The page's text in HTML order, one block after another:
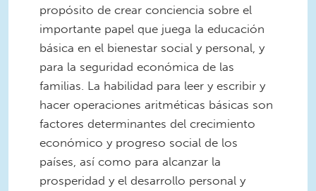
propósito de crear conciencia sobre el
importante papel que juega la educación
básica en el bienestar social y personal, y
para la seguridad económica de las
familias. La habilidad para leer y escribir y
hacer operaciones aritméticas básicas son
factores determinantes del crecimiento
económico y progreso social de los
países, así como para alcanzar la
prosperidad y el desarrollo personal y